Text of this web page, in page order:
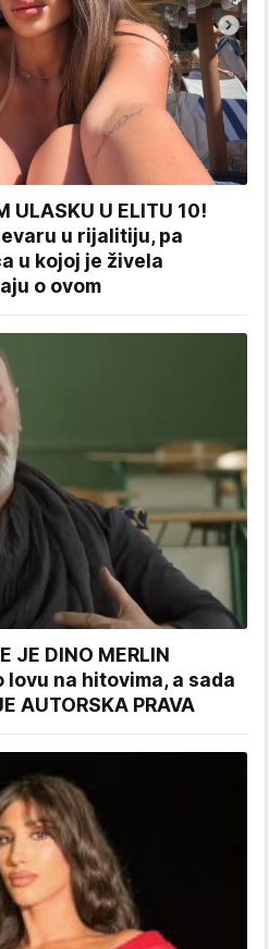
ULASKU U ELITU 10!
u rijalitiju, pa
u kojoj je živela
o ovom
JE DINO MERLIN
lovu na hitovima, a sada
AUTORSKA PRAVA